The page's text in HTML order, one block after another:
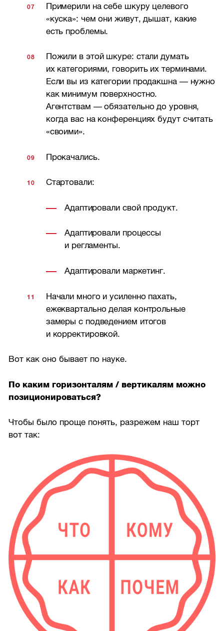
Примерили на себе шкуру целевого
«куска»: чем они живут, дышат, какие
есть проблемы.
Пожили в этой шкуре: стали думать
их категориями, говорить их терминами.
Если вы из категории продакшна — нужно
как минимум поверхностно.
Агентствам — обязательно до уровня,
когда вас на конференциях будут считать
«своими».
Прокачались.
Стартовали:
Адаптировали свой продукт.
Адаптировали процессы
и регламенты.
Адаптировали маркетинг.
Начали много и усиленно пахать,
ежеквартально делая контрольные
замеры с подведением итогов
и корректировкой.
Вот как оно бывает по науке.
По каким горизонталям / вертикалям можно
позиционироваться?
Чтобы было проще понять, разрежем наш торт
вот так: